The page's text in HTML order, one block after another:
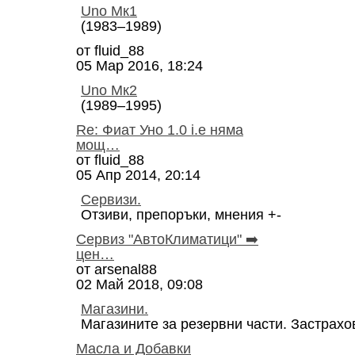
Uno Мк1
(1983–1989)
от fluid_88
05 Мар 2016, 18:24
Uno Мк2
(1989–1995)
Re: Фиат Уно 1.0 i.e няма
мощ…
от fluid_88
05 Апр 2014, 20:14
Сервизи.
Отзиви, препоръки, мнения +-
Сервиз "АвтоКлиматици" ➡️
цен…
от arsenal88
02 Май 2018, 09:08
Магазини.
Магазините за резервни части.
Масла и Добавки